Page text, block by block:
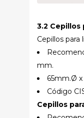
3.2 Cepillos
Cepillos
mm.
65mm.Ø x
Código
Cepillos